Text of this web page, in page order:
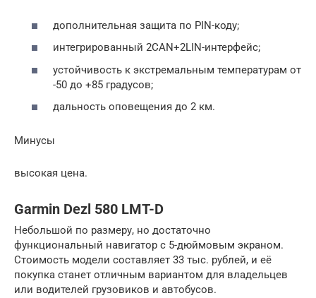
дополнительная защита по PIN-коду;
интегрированный 2CAN+2LIN-интерфейс;
устойчивость к экстремальным температурам от
-50 до +85 градусов;
дальность оповещения до 2 км.
Минусы
высокая цена.
Garmin Dezl 580 LMT-D
Небольшой по размеру, но достаточно
функциональный навигатор с 5-дюймовым экраном.
Стоимость модели составляет 33 тыс. рублей, и её
покупка станет отличным вариантом для владельцев
или водителей грузовиков и автобусов.